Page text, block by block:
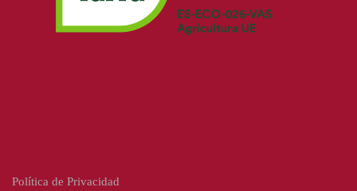
Política de Privacidad